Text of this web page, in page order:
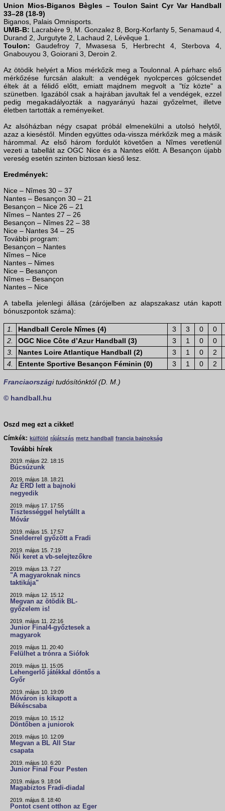
Union Mios-Biganos Bègles – Toulon Saint Cyr Var Handball
33–28 (18-9)
Biganos, Palais Omnisports.
UMB-B: Lacrabère 9, M. Gonzalez 8, Borg-Korfanty 5, Senamaud 4,
Durand 2, Jurgutyte 2, Lachaud 2, Lévêque 1.
Toulon: Gaudefroy 7, Mwasesa 5, Herbrecht 4, Sterbova 4,
Gnabouyou 3, Goiorani 3, Deroin 2.
Az ötödik helyért a Mios mérkőzik meg a Toulonnal. A párharc első
mérkőzése furcsán alakult: a vendégek nyolcperces gólcsendet
éltek át a félidő előtt, emiatt majdnem megvolt a "tíz közte" a
szünetben. Igazából csak a hajrában javultak fel a vendégek, ezzel
pedig megakadályozták a nagyarányú hazai győzelmet, illetve
életben tartották a reményeiket.
Az alsóházban négy csapat próbál elmenekülni a utolsó helytől,
azaz a kieséstől. Minden együttes oda-vissza mérkőzik meg a másik
hárommal. Az első három fordulót követően a Nîmes veretlenül
vezeti a tabellát az OGC Nice és a Nantes előtt. A Besançon újabb
vereség esetén szinten biztosan kieső lesz.
Eredmények:
Nice – Nîmes 30 – 37
Nantes – Besançon 30 – 21
Besançon – Nice 26 – 21
Nîmes – Nantes 27 – 26
Besançon – Nîmes 22 – 38
Nice – Nantes 34 – 25
További program:
Besançon – Nantes
Nîmes – Nice
Nantes – Nimes
Nice – Besançon
Nîmes – Besançon
Nantes – Nice
A tabella jelenlegi állása (zárójelben az alapszakasz után kapott
bónuszpontok száma):
1. Handball Cercle Nîmes (4) 3 3 0
0
2.
OGC Nice Côte d’Azur Handball (3) 3 1 0
0
3.
Nantes Loire Atlantique Handball (2) 3 1 0
2
4.
Entente Sportive Besançon Féminin (0) 3 1 0 2
Franciaországi tudósítónktól (D. M.)
© handball.hu
Oszd meg ezt a cikket!
Címkék: külföld rájátszás metz handball francia bajnokság
További hírek
2019. május 22. 18:15
Búcsúzunk
2019. május 18. 18:21
Az ÉRD lett a bajnoki
negyedik
2019. május 17. 17:55
Tisztességgel helytállt a
Móvár
2019. május 15. 17:57
Snelderrel győzött a Fradi
2019. május 15. 7:19
Női keret a vb-selejtezőkre
2019. május 13. 7:27
"A magyaroknak nincs
taktikája"
2019. május 12. 15:12
Megvan az ötödik BL-
győzelem is!
2019. május 11. 22:16
Junior Final4-győztesek a
magyarok
2019. május 11. 20:40
Felülhet a trónra a Siófok
2019. május 11. 15:05
Lehengerlő játékkal döntős a
Győr
2019. május 10. 19:09
Móváron is kikapott a
Békéscsaba
2019. május 10. 15:12
Döntőben a juniorok
2019. május 10. 12:09
Megvan a BL All Star
csapata
2019. május 10. 6:20
Junior Final Four Pesten
2019. május 9. 18:04
Magabiztos Fradi-diadal
2019. május 8. 18:40
Pontot csent otthon az Eger